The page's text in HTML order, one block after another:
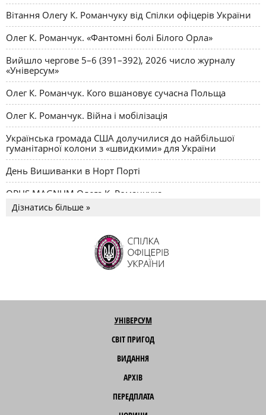
Вітання Олегу К. Романчуку від Спілки офіцерів України
Олег К. Романчук. «Фантомні болі Білого Орла»
Вийшло чергове 5–6 (391–392), 2026 число журналу
«Універсум»
Олег К. Романчук. Кого вшановує сучасна Польща
Олег К. Романчук. Війна і мобілізація
Українська громада США долучилися до найбільшої
гуманітарної колони з «швидкими» для України
День Вишиванки в Норт Порті
OPUS MAGNUM Олега К. Романчука
Дізнатись більше »
УНІВЕРСУМ
СВІТ ПРИГОД
ВИДАННЯ
АРХІВ
ПЕРЕДПЛАТА